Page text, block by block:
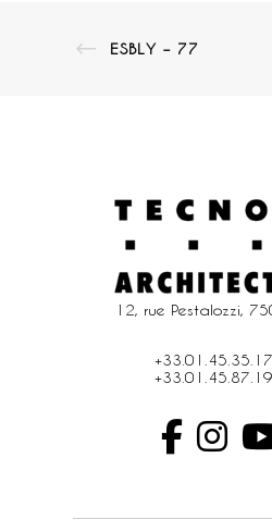
ESBLY – 77
12, rue Pestalozzi,